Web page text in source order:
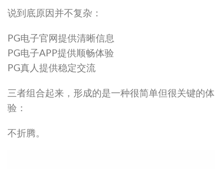
说到底原因并不复杂：
PG电子官网提供清晰信息
PG电子APP提供顺畅体验
PG真人提供稳定交流
三者组合起来，形成的是一种很简单但很关键的体
验：
不折腾。